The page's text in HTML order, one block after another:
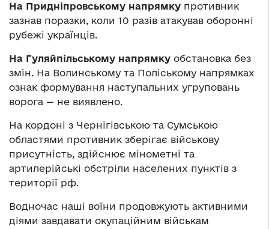
На Придніпровському напрямку противник
зазнав поразки, коли 10 разів атакував оборонні
рубежі українців.
На Гуляйпільському напрямку обстановка без
змін. На Волинському та Поліському напрямках
ознак формування наступальних угруповань
ворога — не виявлено.
На кордоні з Чернігівською та Сумською
областями противник зберігає військову
присутність, здійснює мінометні та
артилерійські обстріли населених пунктів з
території рф.
Водночас наші воїни продовжують активними
діями завдавати окупаційним військам